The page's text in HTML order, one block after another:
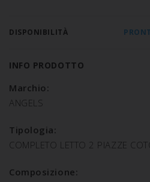
DISPONIBILITÀ
INFO PRODOTTO
Marchio:
ANGELS
Tipologia:
COMPLETO LETTO 2 PIAZZE
Composizione: